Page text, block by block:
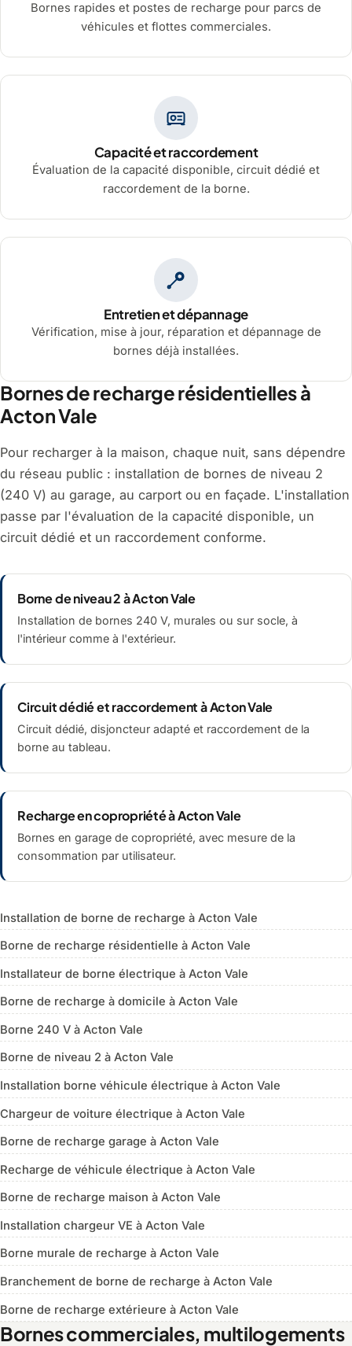
Bornes rapides et postes de recharge pour parcs de
véhicules et flottes commerciales.
Capacité et raccordement
Évaluation de la capacité disponible, circuit dédié et
raccordement de la borne.
Entretien et dépannage
Vérification, mise à jour, réparation et dépannage de
bornes déjà installées.
Bornes de recharge résidentielles à
Acton Vale
Pour recharger à la maison, chaque nuit, sans dépendre
du réseau public : installation de bornes de niveau 2
(240 V) au garage, au carport ou en façade. L'installation
passe par l'évaluation de la capacité disponible, un
circuit dédié et un raccordement conforme.
Borne de niveau 2 à Acton Vale
Installation de bornes 240 V, murales ou sur socle, à
l'intérieur comme à l'extérieur.
Circuit dédié et raccordement à Acton Vale
Circuit dédié, disjoncteur adapté et raccordement de la
borne au tableau.
Recharge en copropriété à Acton Vale
Bornes en garage de copropriété, avec mesure de la
consommation par utilisateur.
Installation de borne de recharge à Acton Vale
Borne de recharge résidentielle à Acton Vale
Installateur de borne électrique à Acton Vale
Borne de recharge à domicile à Acton Vale
Borne 240 V à Acton Vale
Borne de niveau 2 à Acton Vale
Installation borne véhicule électrique à Acton Vale
Chargeur de voiture électrique à Acton Vale
Borne de recharge garage à Acton Vale
Recharge de véhicule électrique à Acton Vale
Borne de recharge maison à Acton Vale
Installation chargeur VE à Acton Vale
Borne murale de recharge à Acton Vale
Branchement de borne de recharge à Acton Vale
Borne de recharge extérieure à Acton Vale
Bornes commerciales, multilogements